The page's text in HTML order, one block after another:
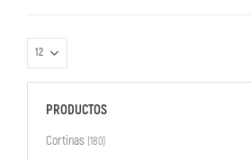
PRODUCTOS
Cortinas (180)